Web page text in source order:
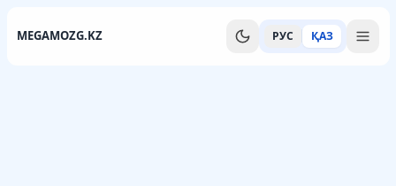
MEGAMOZG.KZ РУС ҚАЗ